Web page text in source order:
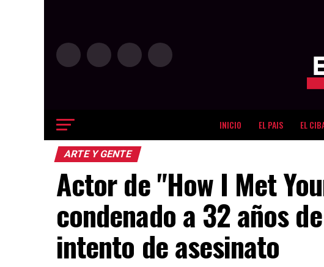
INICIO EL PAIS EL
ARTE Y GENTE
Actor de "How I Met
condenado a 32 años
intento de asesinato